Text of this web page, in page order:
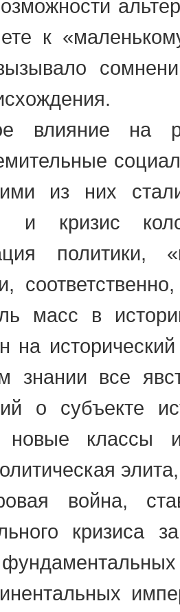
к
влияние на
из них стали
и кризис
политики,
масс в
на
знании все
о субъекте
новые классы
война,
кризиса